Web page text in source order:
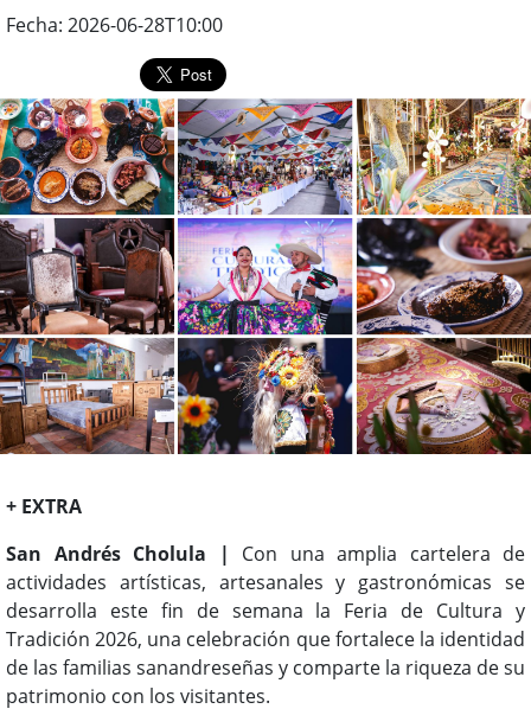
Fecha: 2026-06-28T10:00
+ EXTRA
San Andrés Cholula |
Con una amplia cartelera de
actividades artísticas, artesanales y gastronómicas se
desarrolla este fin de semana la Feria de Cultura y
Tradición 2026, una celebración que fortalece la identidad
de las familias sanandreseñas y comparte la riqueza de su
patrimonio con los visitantes.